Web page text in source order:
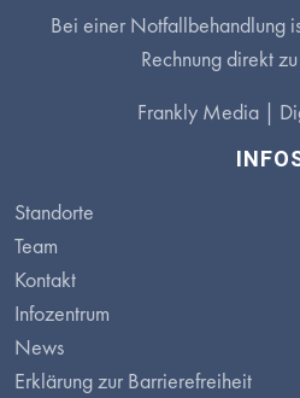
Bei einer Notfallbehandlung
Rechnung direkt
Frankly Media |
Standorte
Team
Kontakt
Infozentrum
News
Erklärung zur Barrierefreiheit